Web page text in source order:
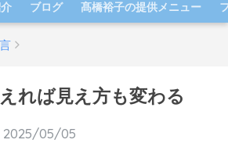
ブログ 髙橋裕子の提供メニュー
れば見え方も変わる
2025/05/05